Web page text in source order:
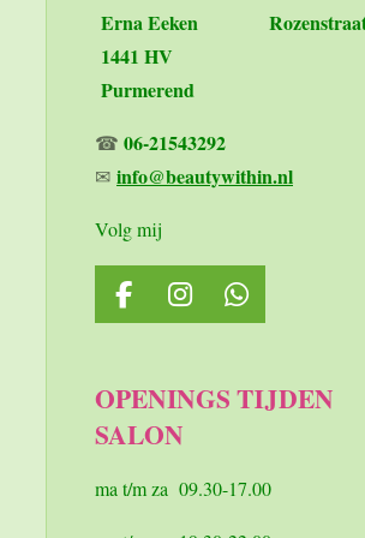
Erna Eeken
1441 HV
Purmerend
☎ 06-21543292
✉ info@beautywithin.nl
Volg mij
F
a
b
o
k
I
n
a
g
a
W
h
s
p
OPENINGS TIJDEN
SALON
ma t/m za 09.30-17.00